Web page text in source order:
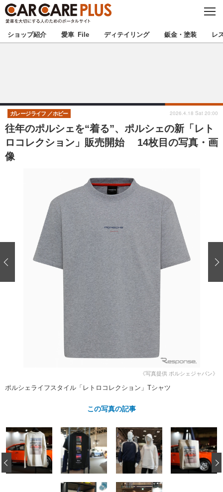
C
S
E
★カーケアプラス認定★ 厳選プロショップを地域から探す
甲信越 北陸
東海 関西
ショップレポート 愛車 File
自動車豆知識 ストップ！不具合修理＆粗悪修理
鈑金・塗装
ディテイリング
ディテイリング 洗車
ヘッドライト磨き コーティング
フィルム・ラッピング
鈑金・塗装
小キズ直し 防錆
ストップ 不具合修理＆粗悪修理
カーメーカー「旧車」関連プロジェ
コラム
ショップレポート プロショップ検索
カーメーカー「旧車」関連プロジ
ェクト
コラム
インタビュー
イベント告知 イベントレポート
ショップ紹介 愛車 File ディテイリング 鈑金・塗装 レ
往年のポルシェを“着る”、ポルシェの新「レト
ロコレクション」販売開始 14枚目の写真・画
像
ガレージライフ ホビー 2026.4.18 Sat 20:00
《写真提供 ポルシェジャパン》
ポルシェライフスタイル「レトロコレクション」Tシャツ
この写真の記事
‹